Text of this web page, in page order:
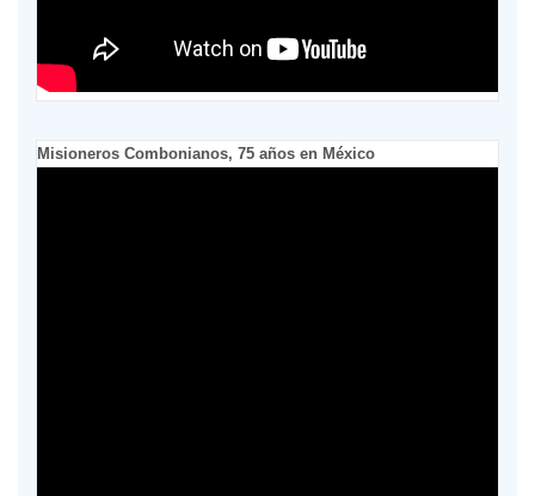
Misioneros Combonianos, 75 años en México